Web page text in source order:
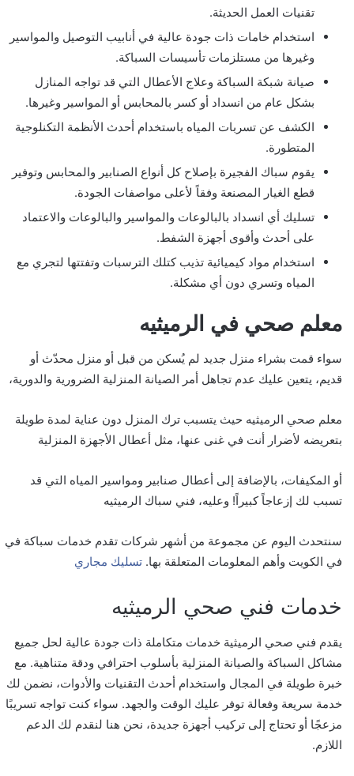
تقنيات العمل الحديثة.
استخدام خامات ذات جودة عالية في أنابيب التوصيل والمواسير
وغيرها من مستلزمات تأسيسات السباكة.
صيانة شبكة السباكة وعلاج الأعطال التي قد تواجه المنازل
بشكل عام من انسداد أو كسر بالمحابس أو المواسير وغيرها.
الكشف عن تسربات المياه باستخدام أحدث الأنظمة التكنلوجية
المتطورة.
يقوم سباك الفجيرة بإصلاح كل أنواع الصنابير والمحابس وتوفير
قطع الغيار المصنعة وفقاً لأعلى مواصفات الجودة.
تسليك أي انسداد بالبالوعات والمواسير والبالوعات والاعتماد
على أحدث وأقوى أجهزة الشفط.
استخدام مواد كيميائية تذيب كتلك الترسبات وتفتتها لتجري مع
المياه وتسري دون أي مشكلة.
معلم صحي في الرميثيه
سواء قمت بشراء منزل جديد لم يُسكن من قبل أو منزل محدّث أو
قديم، يتعين عليك عدم تجاهل أمر الصيانة المنزلية الضرورية والدورية،
معلم صحي الرميثيه حيث يتسبب ترك المنزل دون عناية لمدة طويلة
بتعريضه لأضرار أنت في غنى عنها، مثل أعطال الأجهزة المنزلية
أو المكيفات، بالإضافة إلى أعطال صنابير ومواسير المياه التي قد
تسبب لك إزعاجاً كبيراً! وعليه، فني سباك الرميثيه
سنتحدث اليوم عن مجموعة من أشهر شركات تقدم خدمات سباكة في
في الكويت وأهم المعلومات المتعلقة بها. تسليك مجاري
خدمات فني صحي الرميثيه
يقدم فني صحي الرميثية خدمات متكاملة ذات جودة عالية لحل جميع
مشاكل السباكة والصيانة المنزلية بأسلوب احترافي ودقة متناهية. مع
خبرة طويلة في المجال واستخدام أحدث التقنيات والأدوات، نضمن لك
خدمة سريعة وفعالة توفر عليك الوقت والجهد. سواء كنت تواجه تسريبًا
مزعجًا أو تحتاج إلى تركيب أجهزة جديدة، نحن هنا لنقدم لك الدعم
اللازم.